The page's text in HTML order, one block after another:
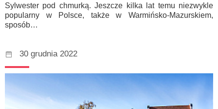
Sylwester pod chmurką. Jeszcze kilka lat temu niezwykle
popularny w Polsce, także w Warmińsko-Mazurskiem,
sposób…
30 grudnia 2022